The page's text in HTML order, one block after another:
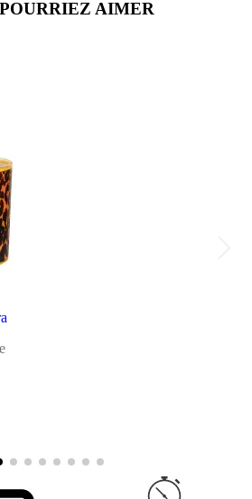
AIMER